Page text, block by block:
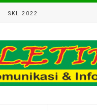
SKL 2022